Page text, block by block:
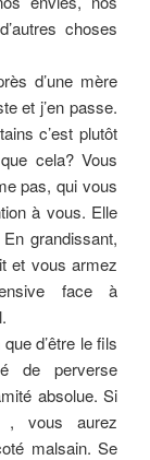
choses
d’une mère
et j’en passe.
c’est plutôt
cela? Vous
pas, qui vous
à vous. Elle
grandissant,
et vous armez
face à
d’être le fils
de perverse
absolue. Si
, vous aurez
malsain. Se